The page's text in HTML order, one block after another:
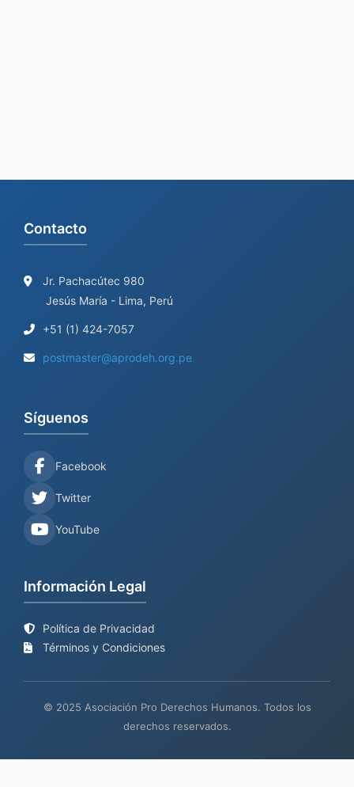
Contacto
Jr. Pachacútec 980
Jesús María - Lima, Perú
+51 (1) 424-7057
postmaster@aprodeh.org.pe
Síguenos
Facebook
Twitter
YouTube
Información Legal
Política de Privacidad
Términos y Condiciones
© 2025 Asociación Pro Derechos Humanos. Todos los
derechos reservados.